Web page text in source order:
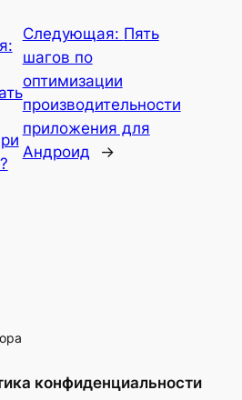
Следующая: Пять
шагов по
оптимизации
производительности
приложения для
Андроид
→
конфиденциальности